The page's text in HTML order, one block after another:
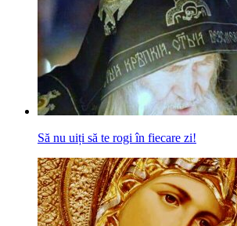
Să nu uiți să te rogi în fiecare zi!